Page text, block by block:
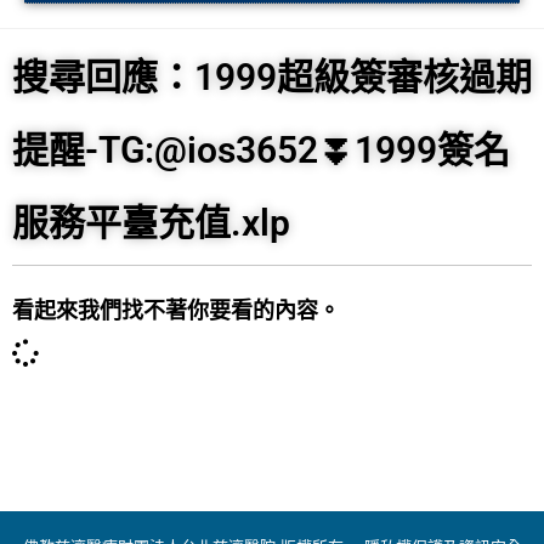
搜尋回應：1999超級簽審核過期
提醒-TG:@ios3652⏬️1999簽名
服務平臺充值.xlp
看起來我們找不著你要看的內容。